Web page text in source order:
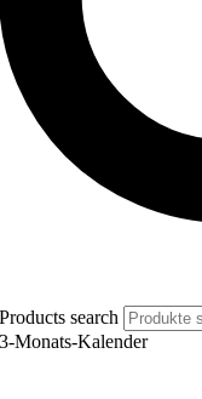
Products search
3-Monats-Kalender